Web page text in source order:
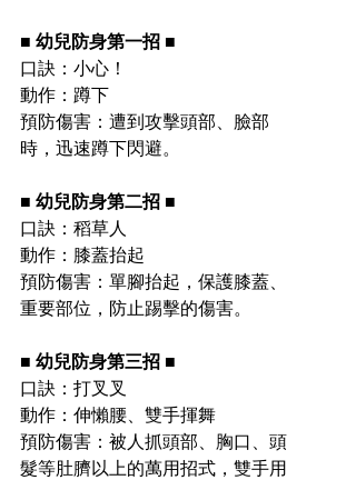
■ 幼兒防身第一招 ■
口訣：小心！
動作：蹲下
預防傷害：遭到攻擊頭部、臉部
時，迅速蹲下閃避。
■ 幼兒防身第二招 ■
口訣：稻草人
動作：膝蓋抬起
預防傷害：單腳抬起，保護膝蓋、
重要部位，防止踢擊的傷害。
■ 幼兒防身第三招 ■
口訣：打叉叉
動作：伸懶腰、雙手揮舞
預防傷害：被人抓頭部、胸口、頭
髮等肚臍以上的萬用招式，雙手用